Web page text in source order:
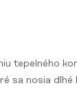
tepelného
sa nosia